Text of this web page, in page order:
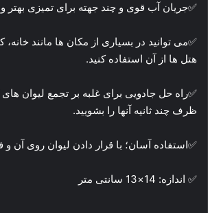
✅جریان آب قوی و چند جهته برای تمیزی بهتر
✅می توانید در بسیاری از مکان ها مانند خانه،
هتل ها از آن استفاده کنید.
✅راه حل جادویی برای غلبه بر تجمع لیوان
ظرف چند ثانیه آنها را بشویید.
✅استفاده آسان؛ با قرار دادن لیوان روی آن و
✅ اندازه: 14×13 سانتی متر